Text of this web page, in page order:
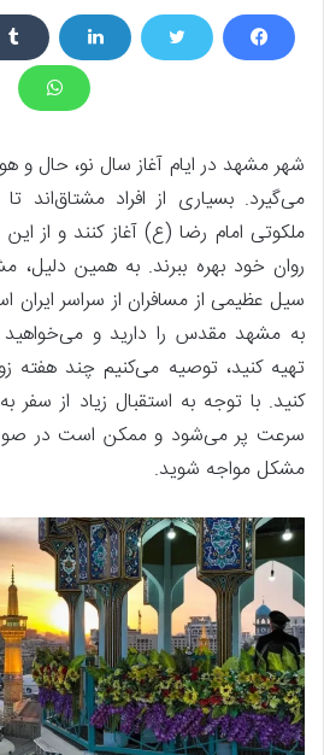
شهر مشهد در ایام آغاز سال نو، حال
می‌گیرد. بسیاری از افراد مشتاق‌اند
ملکوتی امام رضا (ع) آغاز کنند و از
روان خود بهره ببرند. به همین
سیل عظیمی از مسافران از سراسر
به مشهد مقدس را دارید و
تهیه کنید، توصیه می‌کنیم چند هفته
کنید. با توجه به استقبال زیاد از سفر
سرعت پر می‌شود و ممکن است در
مشکل مواجه شوید.